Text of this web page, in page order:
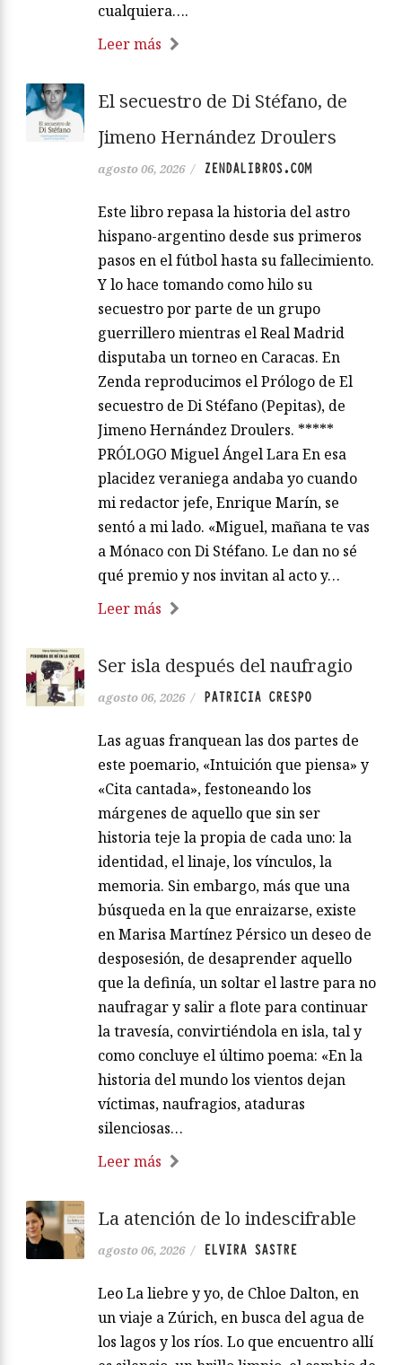
cualquiera….
Leer más
El secuestro de Di Stéfano, de
Jimeno Hernández Droulers
agosto 06, 2026 / ZENDALIBROS.COM
Este libro repasa la historia del astro
hispano-argentino desde sus primeros
pasos en el fútbol hasta su fallecimiento.
Y lo hace tomando como hilo su
secuestro por parte de un grupo
guerrillero mientras el Real Madrid
disputaba un torneo en Caracas. En
Zenda reproducimos el Prólogo de El
secuestro de Di Stéfano (Pepitas), de
Jimeno Hernández Droulers. *****
PRÓLOGO Miguel Ángel Lara En esa
placidez veraniega andaba yo cuando
mi redactor jefe, Enrique Marín, se
sentó a mi lado. «Miguel, mañana te vas
a Mónaco con Di Stéfano. Le dan no sé
qué premio y nos invitan al acto y…
Leer más
Ser isla después del naufragio
agosto 06, 2026 / PATRICIA CRESPO
Las aguas franquean las dos partes de
este poemario, «Intuición que piensa» y
«Cita cantada», festoneando los
márgenes de aquello que sin ser
historia teje la propia de cada uno: la
identidad, el linaje, los vínculos, la
memoria. Sin embargo, más que una
búsqueda en la que enraizarse, existe
en Marisa Martínez Pérsico un deseo de
desposesión, de desaprender aquello
que la definía, un soltar el lastre para no
naufragar y salir a flote para continuar
la travesía, convirtiéndola en isla, tal y
como concluye el último poema: «En la
historia del mundo los vientos dejan
víctimas, naufragios, ataduras
silenciosas…
Leer más
La atención de lo indescifrable
agosto 06, 2026 / ELVIRA SASTRE
Leo La liebre y yo, de Chloe Dalton, en
un viaje a Zúrich, en busca del agua de
los lagos y los ríos. Lo que encuentro allí